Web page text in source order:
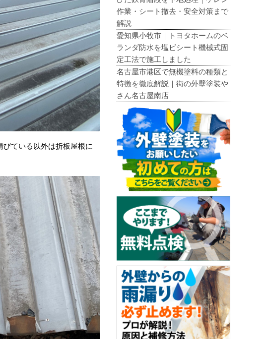
ている以外は折板屋根に
作業・シート撤去・安全対策まで
解説
愛知県小牧市｜トヨタホームのベ
ランダ防水を塩ビシート機械式固
定工法で施工しました
名古屋市港区で無機塗料の種類と
特徴を徹底解説｜街の外壁塗装や
さん名古屋南店